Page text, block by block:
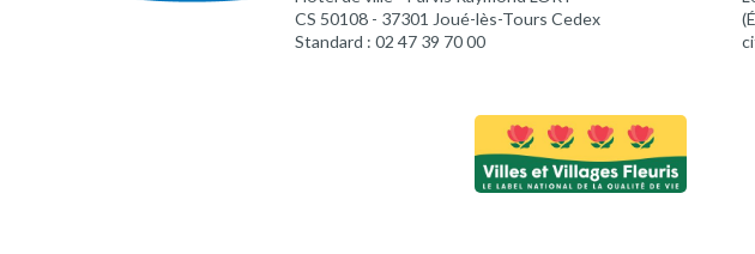
CS 50108 - 37301 Joué-lès-Tours Cedex
Standard : 02 47 39 70 00